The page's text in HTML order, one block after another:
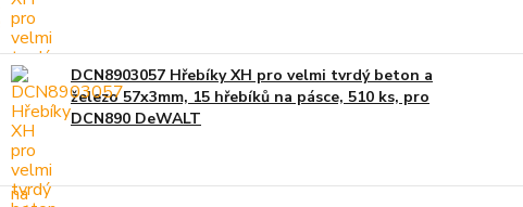
DCN8903057 Hřebíky XH pro velmi tvrdý beton a
železo 57x3mm, 15 hřebíků na pásce, 510 ks, pro
DCN890 DeWALT